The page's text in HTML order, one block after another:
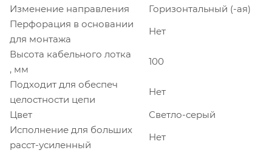
Изменение направления
Горизонтальный (-ая)
Перфорация в основании
для монтажа
Нет
Высота кабельного лотка
, мм
100
Подходит для обеспеч
целостности цепи
Нет
Цвет
Светло-серый
Исполнение для больших
расст-усиленный
Нет